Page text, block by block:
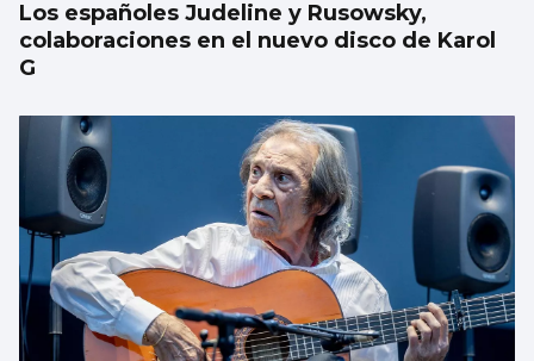
Los españoles Judeline y Rusowsky,
colaboraciones en el nuevo disco de Karol
G